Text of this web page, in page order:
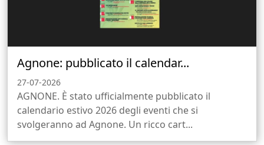
Agnone: pubblicato il calendar...
27-07-2026
AGNONE. È stato ufficialmente pubblicato il
calendario estivo 2026 degli eventi che si
svolgeranno ad Agnone. Un ricco cart...